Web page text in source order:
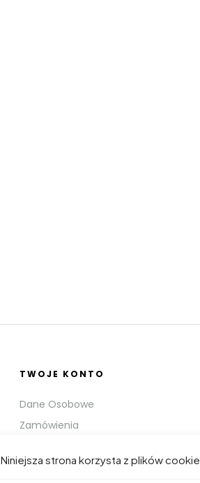
Niniejsza strona korzysta z plików cookie
TWOJE KONTO
Dane Osobowe
Zamówienia